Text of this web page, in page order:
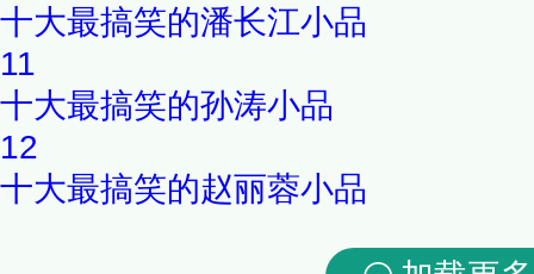
十大最搞笑的潘长江小品
11
十大最搞笑的孙涛小品
12
十大最搞笑的赵丽蓉小品